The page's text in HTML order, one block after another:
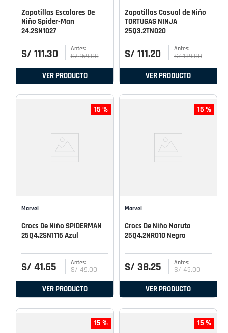
Zapatillas Escolares De
Niño Spider-Man
24.2SN1027
S/ 111.30 S/ 159.00
VER PRODUCTO
Zapatillas Casual de Niño
TORTUGAS NINJA
25Q3.2TN020
S/ 111.20 S/ 139.00
VER PRODUCTO
15 %
Marvel
Crocs De Niño SPIDERMAN
25Q4.2SN1116 Azul
S/ 41.65 S/ 49.00
VER PRODUCTO
15 %
Marvel
Crocs De Niño Naruto
25Q4.2NR010 Negro
S/ 38.25 S/ 45.00
VER PRODUCTO
15 % 15 %